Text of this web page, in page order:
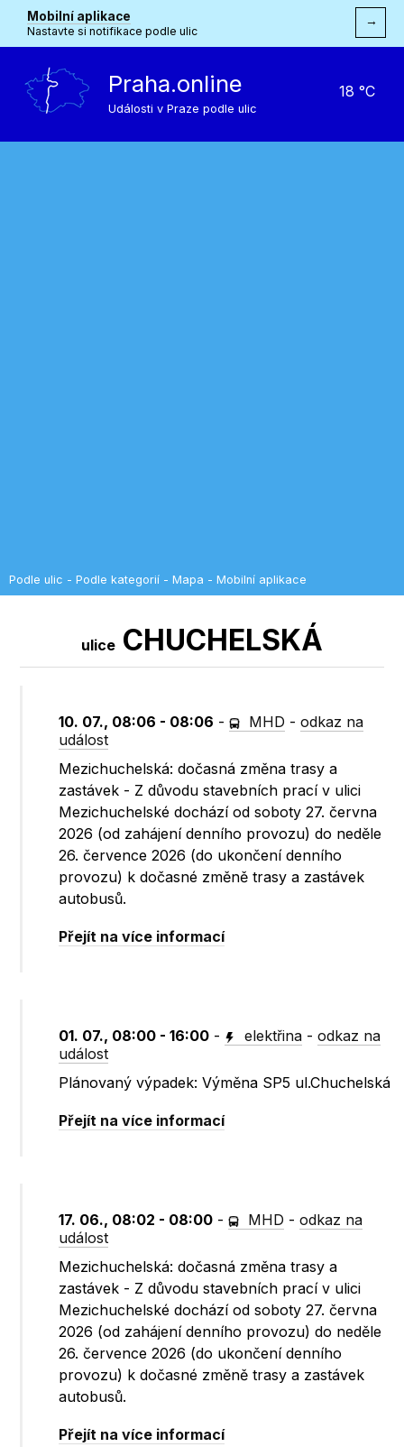
Mobilní aplikace
Nastavte si notifikace podle ulic
→
Praha.online
Události v Praze podle ulic
18 °C
Podle ulic - Podle kategorií - Mapa - Mobilní aplikace
ulice CHUCHELSKÁ
10. 07., 08:06 - 08:06 - MHD -odkaz na
událost
Mezichuchelská: dočasná změna trasy a
zastávek - Z důvodu stavebních prací v ulici
Mezichuchelské dochází od soboty 27. června
2026 (od zahájení denního provozu) do neděle
26. července 2026 (do ukončení denního
provozu) k dočasné změně trasy a zastávek
autobusů.
Přejít na více informací
01. 07., 08:00 - 16:00 - elektřina -odkaz na
událost
Plánovaný výpadek: Výměna SP5 ul.Chuchelská
Přejít na více informací
17. 06., 08:02 - 08:00 - MHD -odkaz na
událost
Mezichuchelská: dočasná změna trasy a
zastávek - Z důvodu stavebních prací v ulici
Mezichuchelské dochází od soboty 27. června
2026 (od zahájení denního provozu) do neděle
26. července 2026 (do ukončení denního
provozu) k dočasné změně trasy a zastávek
autobusů.
Přejít na více informací